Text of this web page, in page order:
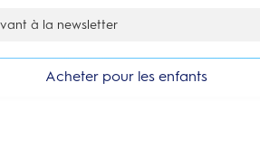
à la newsletter
Acheter pour les enfants